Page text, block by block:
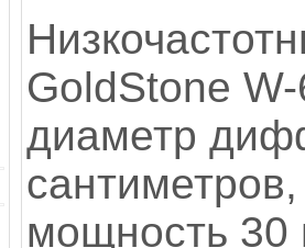
GoldStone
диаметр
мощность 30